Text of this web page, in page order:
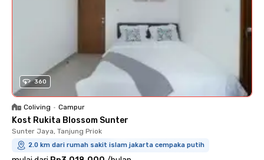
360
Coliving • Campur
Kost Rukita Blossom Sunter
Sunter Jaya, Tanjung Priok
2.0 km dari rumah sakit islam jakarta cempaka putih